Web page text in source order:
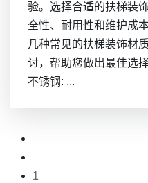
验。选择合适的扶梯装
全性、耐用性和维护成
几种常见的扶梯装饰材
讨，帮助您做出最佳选
不锈钢: ...
1